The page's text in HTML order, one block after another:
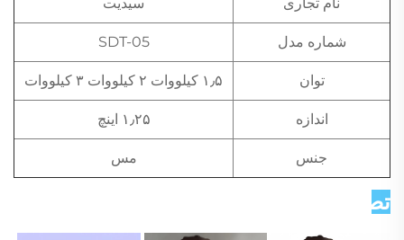
شماره مدل SDT-05
توان ۱٫۵ کیلووات ۲ کیلووات ۳ کیلووات
اندازه ۱٫۲۵ اینچ
جنس مس
تصاویر دقیق